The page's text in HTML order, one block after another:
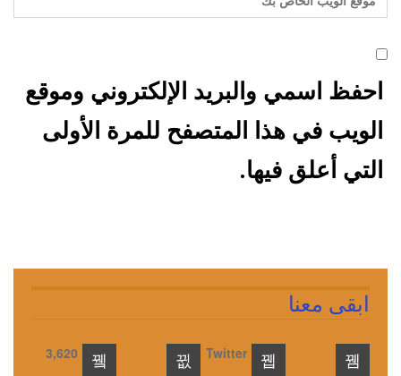
احفظ اسمي والبريد الإلكتروني وموقع
الويب في هذا المتصفح للمرة الأولى
التي أعلق فيها.
ابقى معنا
Twitter
3,620